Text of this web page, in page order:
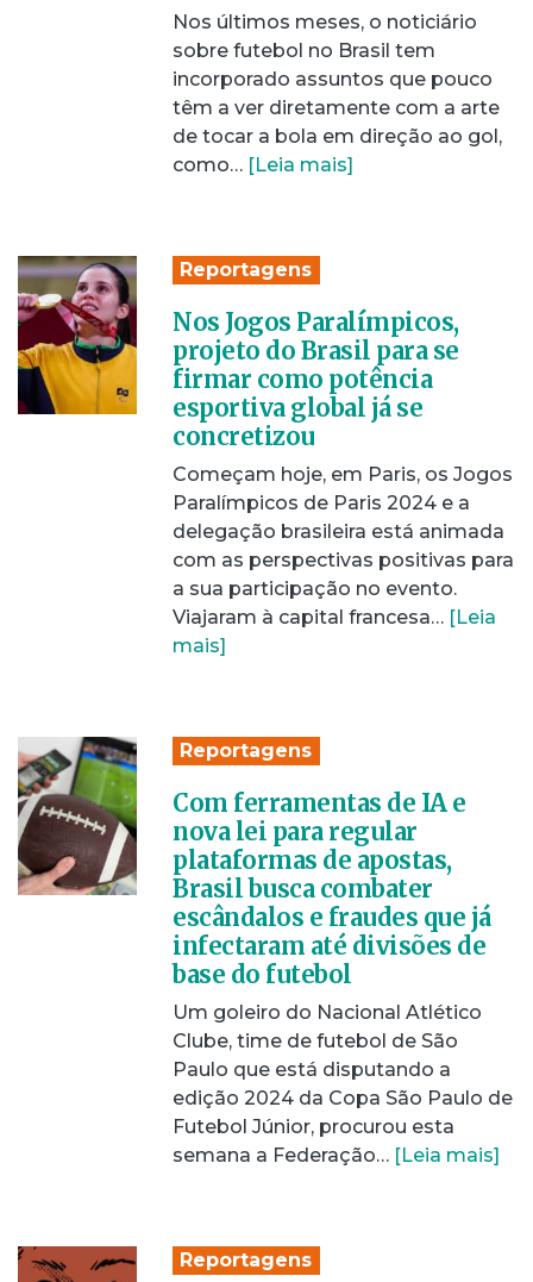
Nos últimos meses, o noticiário
sobre futebol no Brasil tem
incorporado assuntos que pouco
têm a ver diretamente com a arte
de tocar a bola em direção ao gol,
como… [Leia mais]
Reportagens
Nos Jogos Paralímpicos,
projeto do Brasil para se
firmar como potência
esportiva global já se
concretizou
Começam hoje, em Paris, os Jogos
Paralímpicos de Paris 2024 e a
delegação brasileira está animada
com as perspectivas positivas para
a sua participação no evento.
Viajaram à capital francesa… [Leia
mais]
Reportagens
Com ferramentas de IA e
nova lei para regular
plataformas de apostas,
Brasil busca combater
escândalos e fraudes que já
infectaram até divisões de
base do futebol
Um goleiro do Nacional Atlético
Clube, time de futebol de São
Paulo que está disputando a
edição 2024 da Copa São Paulo de
Futebol Júnior, procurou esta
semana a Federação… [Leia mais]
Reportagens